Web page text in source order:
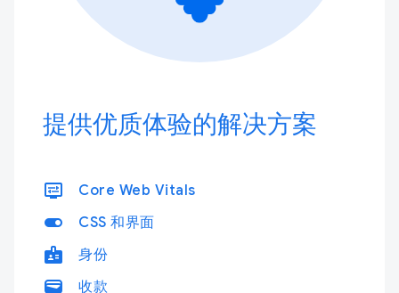
提供优质体验的解决方案
display_settings Core Web Vitals
toggle_on CSS 和界面
badge 身份
wallet 收款